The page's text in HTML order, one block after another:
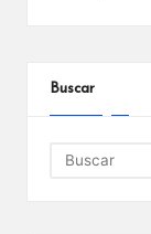
Buscar